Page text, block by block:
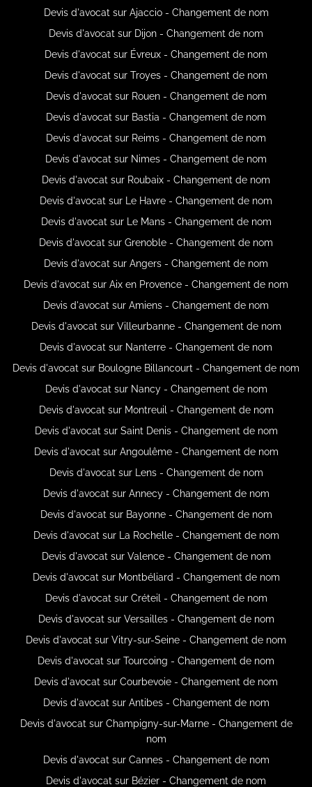
Devis d'avocat sur Ajaccio - Changement de nom
Devis d'avocat sur Dijon - Changement de nom
Devis d'avocat sur Évreux - Changement de nom
Devis d'avocat sur Troyes - Changement de nom
Devis d'avocat sur Rouen - Changement de nom
Devis d'avocat sur Bastia - Changement de nom
Devis d'avocat sur Reims - Changement de nom
Devis d'avocat sur Nimes - Changement de nom
Devis d'avocat sur Roubaix - Changement de nom
Devis d'avocat sur Le Havre - Changement de nom
Devis d'avocat sur Le Mans - Changement de nom
Devis d'avocat sur Grenoble - Changement de nom
Devis d'avocat sur Angers - Changement de nom
Devis d'avocat sur Aix en Provence - Changement de nom
Devis d'avocat sur Amiens - Changement de nom
Devis d'avocat sur Villeurbanne - Changement de nom
Devis d'avocat sur Nanterre - Changement de nom
Devis d'avocat sur Boulogne Billancourt - Changement de nom
Devis d'avocat sur Nancy - Changement de nom
Devis d'avocat sur Montreuil - Changement de nom
Devis d'avocat sur Saint Denis - Changement de nom
Devis d'avocat sur Angoulême - Changement de nom
Devis d'avocat sur Lens - Changement de nom
Devis d'avocat sur Annecy - Changement de nom
Devis d'avocat sur Bayonne - Changement de nom
Devis d'avocat sur La Rochelle - Changement de nom
Devis d'avocat sur Valence - Changement de nom
Devis d'avocat sur Montbéliard - Changement de nom
Devis d'avocat sur Créteil - Changement de nom
Devis d'avocat sur Versailles - Changement de nom
Devis d'avocat sur Vitry-sur-Seine - Changement de nom
Devis d'avocat sur Tourcoing - Changement de nom
Devis d'avocat sur Courbevoie - Changement de nom
Devis d'avocat sur Antibes - Changement de nom
Devis d'avocat sur Champigny-sur-Marne - Changement de
nom
Devis d'avocat sur Cannes - Changement de nom
Devis d'avocat sur Bézier - Changement de nom